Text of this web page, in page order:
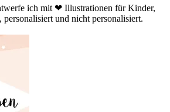
ich mit ❤ Illustrationen für Kinder,
und nicht personalisiert.